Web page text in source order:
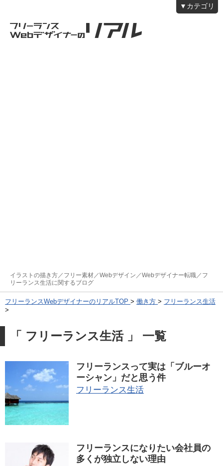
▼カテゴリ
イラストの描き方／フリー素材／Webデザイン／Webデザイナー転職／フ
リーランス生活に関するブログ
フリーランスWebデザイナーのリアルTOP > 働き方 > フリーランス生活
>
「 フリーランス生活 」 一覧
フリーランスって実は「ブルーオ
ーシャン」だと思う件
フリーランス生活
フリーランスになりたい会社員の
多くが独立しない理由